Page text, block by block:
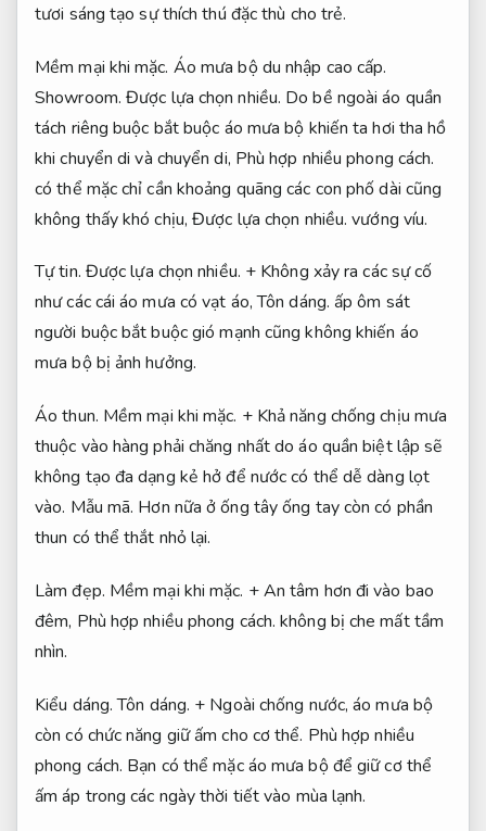
tươi sáng tạo sự thích thú đặc thù cho trẻ.
Mềm mại khi mặc. Áo mưa bộ du nhập cao cấp.
Showroom. Được lựa chọn nhiều. Do bề ngoài áo quần
tách riêng buộc bắt buộc áo mưa bộ khiến ta hơi tha hồ
khi chuyển di và chuyển di, Phù hợp nhiều phong cách.
có thể mặc chỉ cần khoảng quãng các con phố dài cũng
không thấy khó chịu,Được lựa chọn nhiều. vướng víu.
Tự tin. Được lựa chọn nhiều. + Không xảy ra các sự cố
như các cái áo mưa có vạt áo,Tôn dáng. ấp ôm sát
người buộc bắt buộc gió mạnh cũng không khiến áo
mưa bộ bị ảnh hưởng.
Áo thun. Mềm mại khi mặc. + Khả năng chống chịu mưa
thuộc vào hàng phải chăng nhất do áo quần biệt lập sẽ
không tạo đa dạng kẻ hở để nước có thể dễ dàng lọt
vào. Mẫu mã. Hơn nữa ở ống tây ống tay còn có phần
thun có thể thắt nhỏ lại.
Làm đẹp. Mềm mại khi mặc. + An tâm hơn đi vào bao
đêm, Phù hợp nhiều phong cách. không bị che mất tầm
nhìn.
Kiểu dáng. Tôn dáng. + Ngoài chống nước, áo mưa bộ
còn có chức năng giữ ấm cho cơ thể. Phù hợp nhiều
phong cách. Bạn có thể mặc áo mưa bộ để giữ cơ thể
ấm áp trong các ngày thời tiết vào mùa lạnh.